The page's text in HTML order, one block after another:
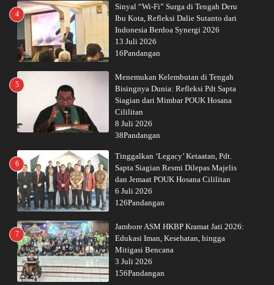
4
Sinyal “Wi-Fi” Surga di Tengah Deru
Ibu Kota, Refleksi Dalie Sutanto dari
Indonesia Berdoa Synergi 2026
13 Juli 2026
16Pandangan
5
Menemukan Kelembutan di Tengah
Bisingnya Dunia: Refleksi Pdt Sapta
Siagian dari Mimbar POUK Hosana
Cililitan
8 Juli 2026
38Pandangan
6
Tinggalkan ‘Legacy’ Ketaatan, Pdt.
Sapta Siagian Resmi Dilepas Majelis
dan Jemaat POUK Hosana Cililitan
6 Juli 2026
126Pandangan
7
Jambore ASM HKBP Kramat Jati 2026:
Edukasi Iman, Kesehatan, hingga
Mitigasi Bencana
3 Juli 2026
156Pandangan